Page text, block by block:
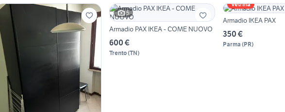
5
Armadio PAX IKEA - COME NUOVO
600 €
Trento(TN)
Vetrina
Armadio IKEA PAX
350 €
Parma (PR)